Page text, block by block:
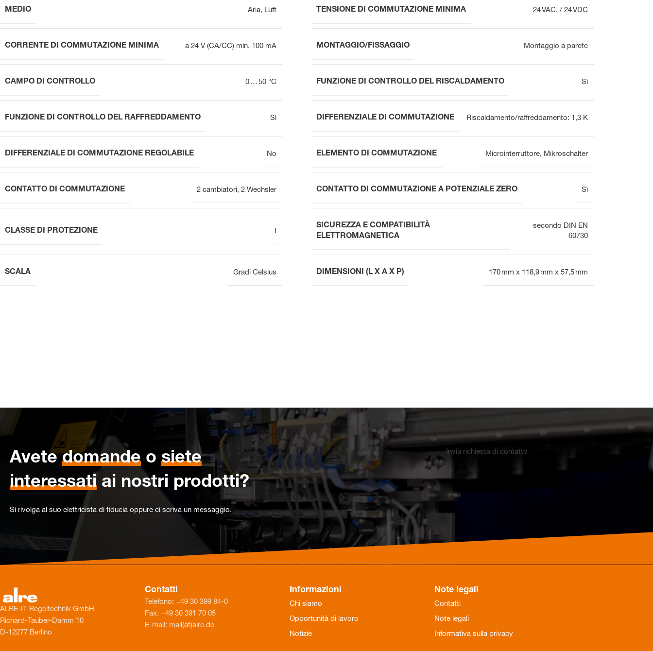
MEDIO Aria, Luft TENSIONE DI COMMUTAZIONE MINIMA 24 VAC, / 24 VDC
CORRENTE DI COMMUTAZIONE MINIMA a 24 V (CA/CC) min. 100 mA MONTAGGIO/FISSAGGIO Montaggio a parete
CAMPO DI CONTROLLO 0 … 50 °C FUNZIONE DI CONTROLLO DEL RISCALDAMENTO Sì
FUNZIONE DI CONTROLLO DEL RAFFREDDAMENTO Sì DIFFERENZIALE DI COMMUTAZIONE Riscaldamento/raffreddamento: 1,3 K
DIFFERENZIALE DI COMMUTAZIONE REGOLABILE No ELEMENTO DI COMMUTAZIONE Microinterruttore, Mikroschalter
CONTATTO DI COMMUTAZIONE 2 cambiatori, 2 Wechsler CONTATTO DI COMMUTAZIONE A POTENZIALE ZERO Sì
CLASSE DI PROTEZIONE
SICUREZZA E COMPATIBILITÀ
ELETTROMAGNETICA
secondo DIN EN
60730
SCALA Gradi Celsius DIMENSIONI (L X A X P) 170 mm x 118,9 mm x 57,5 mm
Avetedomande o siete
interessati ai nostri prodotti?
Si rivolga al suo elettricista di fiducia oppure ci scriva un messaggio.
Invia richiesta di contatto
ALRE-IT Regeltechnik GmbH
Richard-Tauber-Damm 10
D-12277 Berlino
Contatti
Telefono: +49 30 399 84-0
Fax: +49 30 391 70 05
E-mail: mail(at)alre.de
Informazioni
Chi siamo
Opportunità di lavoro
Notizie
Note legali
Contatti
Note legali
Informativa sulla privacy